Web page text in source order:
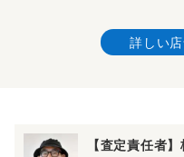
詳しい
【査定責任者